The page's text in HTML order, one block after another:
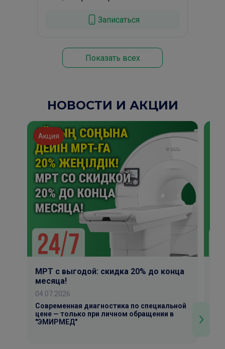
Записаться
Показать всех
НОВОСТИ И АКЦИИ
Акция
МРТ с выгодой: скидка 20% до конца
месяца!
04.07.2026
Современная диагностика по специальной
цене — только при личном обращении в
"ЭМИРМЕД"